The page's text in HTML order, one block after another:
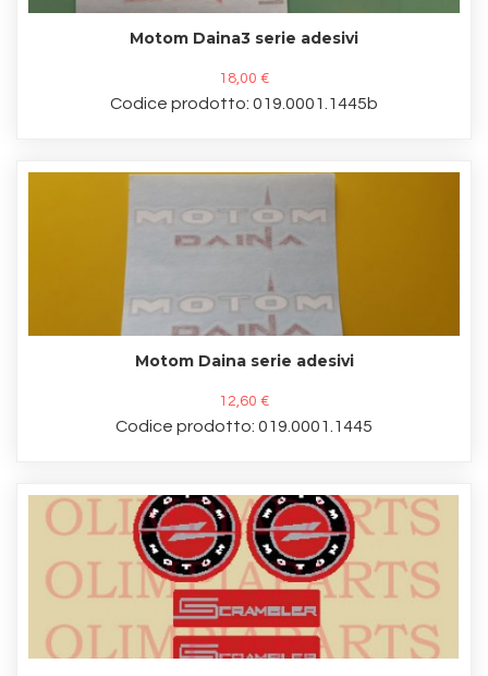
Motom Daina3 serie adesivi
18,00 €
Codice prodotto: 019.0001.1445b
Motom Daina serie adesivi
12,60 €
Codice prodotto: 019.0001.1445